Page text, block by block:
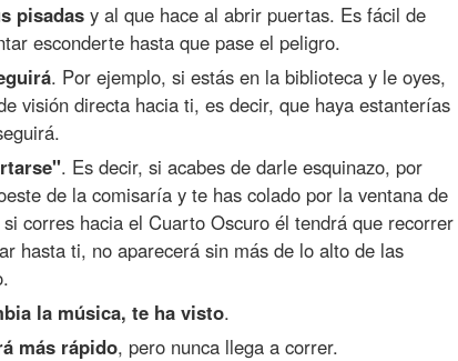
pisadas y al que hace al abrir puertas. Es fácil de
esconderte hasta que pase el peligro.
. Por ejemplo, si estás en la biblioteca y le oyes,
visión directa hacia ti, es decir, que haya estanterías
. Es decir, si acabes de darle esquinazo, por
de la comisaría y te has colado por la ventana de
corres hacia el Cuarto Oscuro él tendrá que recorrer
hasta ti, no aparecerá sin más de lo alto de las
la música, te ha visto.
más rápido, pero nunca llega a correr.